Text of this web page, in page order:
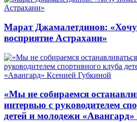
Марат Джамалетдинов:
восприятие Астрахани»
«Мы не собираемся
интервью с руководителем
детей и молодежи